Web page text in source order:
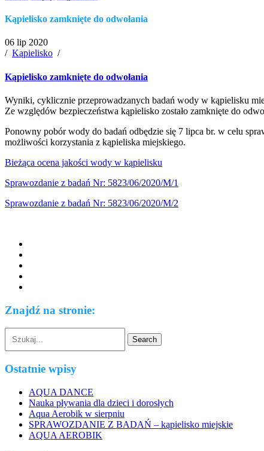
Kąpielisko zamknięte do odwołania
06 lip 2020
/ Kąpielisko /
Kąpielisko zamknięte do odwołania
Wyniki, cyklicznie przeprowadzanych badań wody w kąpielisku
Ze względów bezpieczeństwa kąpielisko zostało zamknięte do
Ponowny pobór wody do badań odbędzie się 7 lipca br. w celu
możliwości korzystania z kąpieliska miejskiego.
Bieżąca ocena jakości wody w kąpielisku
Sprawozdanie z badań Nr: 5823/06/2020/M/1
Sprawozdanie z badań Nr: 5823/06/2020/M/2
Znajdź na stronie:
Ostatnie wpisy
AQUA DANCE
Nauka pływania dla dzieci i dorosłych
Aqua Aerobik w sierpniu
SPRAWOZDANIE Z BADAŃ – kąpielisko miejskie
AQUA AEROBIK